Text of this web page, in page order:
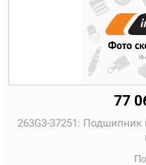
77
263G3-37251: Подшипник